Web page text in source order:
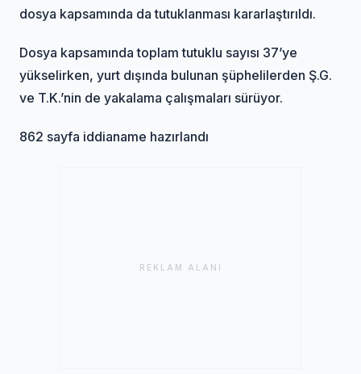
dosya kapsamında da tutuklanması kararlaştırıldı.
Dosya kapsamında toplam tutuklu sayısı 37’ye
yükselirken, yurt dışında bulunan şüphelilerden Ş.G.
ve T.K.’nin de yakalama çalışmaları sürüyor.
862 sayfa iddianame hazırlandı
REKLAM ALANI